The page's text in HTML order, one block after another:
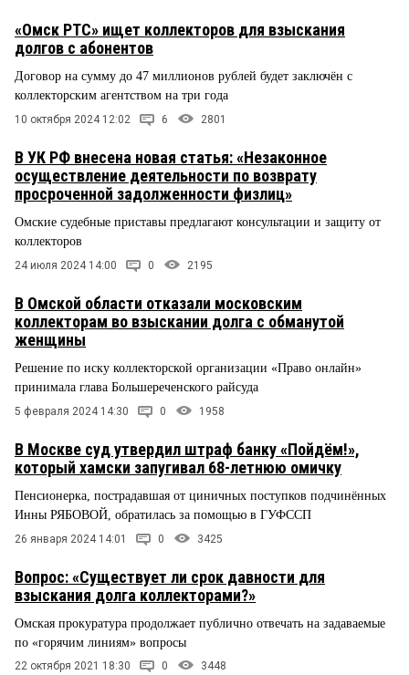
«Омск РТС» ищет коллекторов для взыскания
долгов с абонентов
Договор на сумму до 47 миллионов рублей будет заключён с
коллекторским агентством на три года
10 октября 2024 12:02 6 2801
В УК РФ внесена новая статья: «Незаконное
осуществление деятельности по возврату
просроченной задолженности физлиц»
Омские судебные приставы предлагают консультации и защиту от
коллекторов
24 июля 2024 14:00 0 2195
В Омской области отказали московским
коллекторам во взыскании долга с обманутой
женщины
Решение по иску коллекторской организации «Право онлайн»
принимала глава Большереченского райсуда
5 февраля 2024 14:30 0 1958
В Москве суд утвердил штраф банку «Пойдём!»,
который хамски запугивал 68-летнюю омичку
Пенсионерка, пострадавшая от циничных поступков подчинённых
Инны РЯБОВОЙ, обратилась за помощью в ГУФССП
26 января 2024 14:01 0 3425
Вопрос: «Существует ли срок давности для
взыскания долга коллекторами?»
Омская прокуратура продолжает публично отвечать на задаваемые
по «горячим линиям» вопросы
22 октября 2021 18:30 0 3448